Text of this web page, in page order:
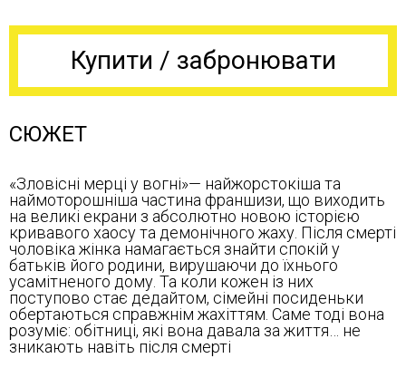
Купити / забронювати
СЮЖЕТ
«Зловісні мерці у вогні»— найжорстокіша та
наймоторошніша частина франшизи, що виходить
на великі екрани з абсолютно новою історією
кривавого хаосу та демонічного жаху. Після смерті
чоловіка жінка намагається знайти спокій у
батьків його родини, вирушаючи до їхнього
усамітненого дому. Та коли кожен із них
поступово стає дедайтом, сімейні посиденьки
обертаються справжнім жахіттям. Саме тоді вона
розуміє: обітниці, які вона давала за життя… не
зникають навіть після смерті